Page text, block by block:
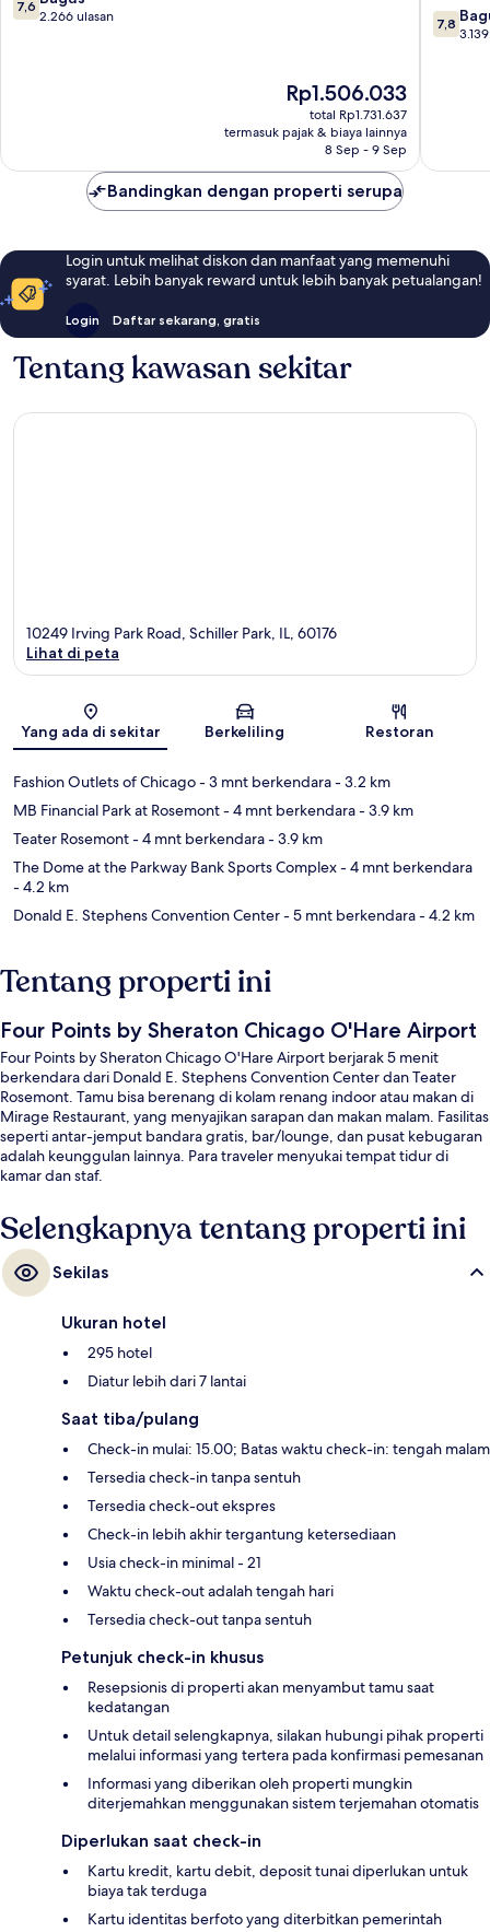
dari
7,6
2.266 ulasan
Harga
sekarang
Rp1.506.033
Rp1.506.033
total Rp1.731.637
termasuk pajak & biaya lainnya
8 Sep - 9 Sep
Park
7.8
dari
7,8
Bandingkan dengan properti serupa
Login untuk melihat diskon dan manfaat yang memenuhi
syarat. Lebih banyak reward untuk lebih banyak petualangan!
Login Daftar sekarang, gratis
Tentang kawasan sekitar
Peta
10249 Irving Park Road, Schiller Park, IL, 60176
Lihat di peta
Yang ada di sekitar Berkeliling Restoran
Fashion Outlets of Chicago- 3 mnt berkendara- 3.2 km
MB Financial Park at Rosemont- 4 mnt berkendara- 3.9 km
Teater Rosemont- 4 mnt berkendara- 3.9 km
The Dome at the Parkway Bank Sports Complex- 4 mnt berkendara
- 4.2 km
Donald E. Stephens Convention Center- 5 mnt berkendara- 4.2 km
Tentang properti ini
Four Points by Sheraton Chicago O'Hare Airport
Four Points by Sheraton Chicago O'Hare Airport berjarak 5 menit
berkendara dari Donald E. Stephens Convention Center dan Teater
Rosemont. Tamu bisa berenang di kolam renang indoor atau makan di
Mirage Restaurant, yang menyajikan sarapan dan makan malam. Fasilitas
seperti antar-jemput bandara gratis, bar/lounge, dan pusat kebugaran
adalah keunggulan lainnya. Para traveler menyukai tempat tidur di
kamar dan staf.
Selengkapnya tentang properti ini
Sekilas
Ukuran hotel
295 hotel
Diatur lebih dari 7 lantai
Saat tiba/pulang
Check-in mulai: 15.00; Batas waktu check-in: tengah malam
Tersedia check-in tanpa sentuh
Tersedia check-out ekspres
Check-in lebih akhir tergantung ketersediaan
Usia check-in minimal - 21
Waktu check-out adalah tengah hari
Tersedia check-out tanpa sentuh
Petunjuk check-in khusus
Resepsionis di properti akan menyambut tamu saat
kedatangan
Untuk detail selengkapnya, silakan hubungi pihak properti
melalui informasi yang tertera pada konfirmasi pemesanan
Informasi yang diberikan oleh properti mungkin
diterjemahkan menggunakan sistem terjemahan otomatis
Diperlukan saat check-in
Kartu kredit, kartu debit, deposit tunai diperlukan untuk
biaya tak terduga
Kartu identitas berfoto yang diterbitkan pemerintah